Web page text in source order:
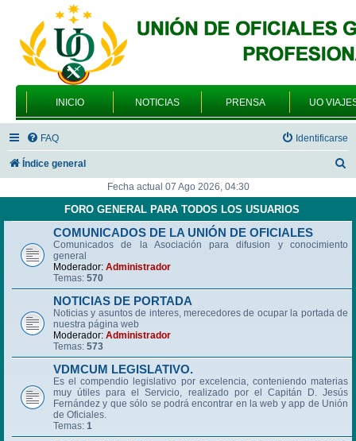
INICIO NOTICIAS PRENSA UO
FAQ Identificarse
Índice general
c
Fecha actual 07 Ago 2026, 04:30
FORO GENERAL PARA TODOS LOS USUARIOS
COMUNICADOS DE LA UNIÓN DE OFICIALES
Comunicados de la Asociación para difusion y conocimiento
general
Moderador: Administrador
Temas: 570
NOTICIAS DE PORTADA
Noticias y asuntos de interes, merecedores de ocupar la portada de
nuestra página web
Moderador: Administrador
Temas: 573
VDMCUM LEGISLATIVO.
Es el compendio legislativo por excelencia, conteniendo materias
muy útiles para el Servicio, realizado por el Capitán D. Jesús
Fernández y que sólo se podrá encontrar en la web y app de Unión
de Oficiales.
Temas: 1